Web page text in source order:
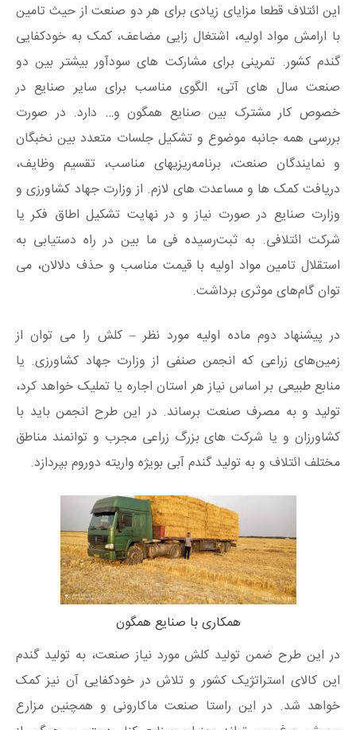
این ائتلاف قطعا مزایای زیادی برای هر دو صنعت از حیث تامین
با ارامش مواد اولیه، اشتغال زایی مضاعف، کمک به خودکفایی
گندم کشور. تمرینی برای مشارکت های سودآور بیشتر بین دو
صنعت سال های آتی، الگوی مناسب برای سایر صنایع در
خصوص کار مشترک بین صنایع همگون و… دارد. در صورت
بررسی همه جانبه موضوع و تشکیل جلسات متعدد بین نخبگان
و نمایندگان صنعت، برنامه‌ریزیهای مناسب، تقسیم وظایف،
دریافت کمک ها و مساعدت های لازم. از وزارت جهاد کشاورزی و
وزارت صنایع در صورت نیاز و در نهایت تشکیل اطاق فکر یا
شرکت ائتلافی. به ثبت‌رسیده فی ما بین در راه دستیابی به
استقلال تامین مواد اولیه با قیمت مناسب و حذف دلالان، می
توان گام‌های موثری برداشت.
در پیشنهاد دوم ماده اولیه مورد نظر – کلش را می توان از
زمین‌های زراعی که انجمن صنفی از وزارت جهاد کشاورزی. یا
منابع طبیعی بر اساس نیاز هر استان اجاره یا تملیک خواهد کرد،
تولید و به مصرف صنعت برساند. در این طرح انجمن باید با
کشاورزان و یا شرکت های بزرگ زراعی مجرب و توانمند مناطق
مختلف ائتلاف و به تولید گندم آبی بویژه واریته دوروم بپردازد.
همکاری با صنایع همگون
در این طرح ضمن تولید کلش مورد نیاز صنعت، به تولید گندم
این کالای استراتژیک کشور و تلاش در خودکفایی آن نیز کمک
خواهد شد. در این راستا صنعت ماکارونی و همچنین مزارع